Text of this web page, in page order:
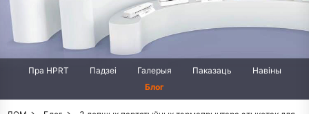
Пра HPRT Падзеі Галерыя Паказаць
Навіны
Блог